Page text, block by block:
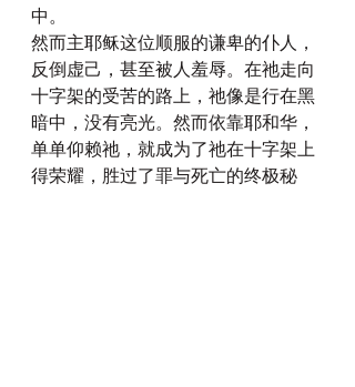
中。
然而主耶稣这位顺服的谦卑的仆人，
反倒虚己，甚至被人羞辱。在祂走向
十字架的受苦的路上，祂像是行在黑
暗中，没有亮光。然而依靠耶和华，
单单仰赖祂，就成为了祂在十字架上
得荣耀，胜过了罪与死亡的终极秘